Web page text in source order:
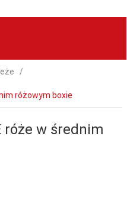
różowym boxie
róże w średnim